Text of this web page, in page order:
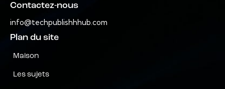
Contactez-nous
info@techpublishhhub.com
Plan du site
Maison
Les sujets